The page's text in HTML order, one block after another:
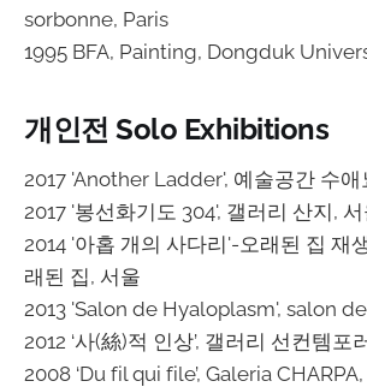
sorbonne, Paris
1995 BFA, Painting, Dongduk
개인전 Solo Exhibitions
2017 'Another Ladder', 예술공간 수애
2017 '봉선화기도 304', 갤러리 산지,
2014 '아홉 개의 사다리'-오래된 집 재
래된 집, 서울
2013 'Salon de Hyaloplasm', salon
2012 ‘사(絲)적 인상’, 갤러리 선컨템포
2008 ‘Du fil qui file’, Galeria